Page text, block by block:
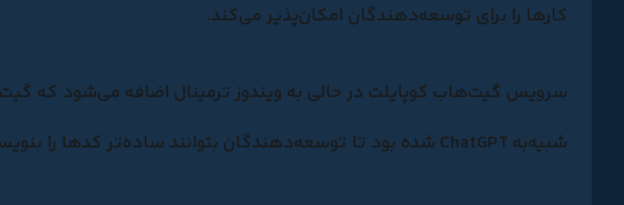
کارها را برای توسعه‌دهندگان امکان‌پذیر می‌کند.
سرویس گیت‌هاب کوپایلت در حالی به ویندوز ترمینال اضافه می‌شود که
شبیه‌به ChatGPT شده بود تا توسعه‌دهندگان بتوانند ساده‌تر کدها را بنویسند و خطاهای آن‌ها را رفع کنند.